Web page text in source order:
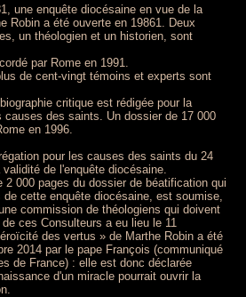
une enquête diocésaine en vue de la
Robin a été ouverte en 19861. Deux
un théologien et un historien, sont
par Rome en 1991.
de cent-vingt témoins et experts sont
critique est rédigée pour la
causes des saints. Un dossier de 17 000
en 1996.
pour les causes des saints du 24
de l'enquête diocésaine.
2 000 pages du dossier de béatification qui
cette enquête diocésaine, est soumise,
commission de théologiens qui doivent
de ces Consulteurs a eu lieu le 11
des vertus » de Marthe Robin a été
2014 par le pape François (communiqué
de France) : elle est donc déclarée
d'un miracle pourrait ouvrir la